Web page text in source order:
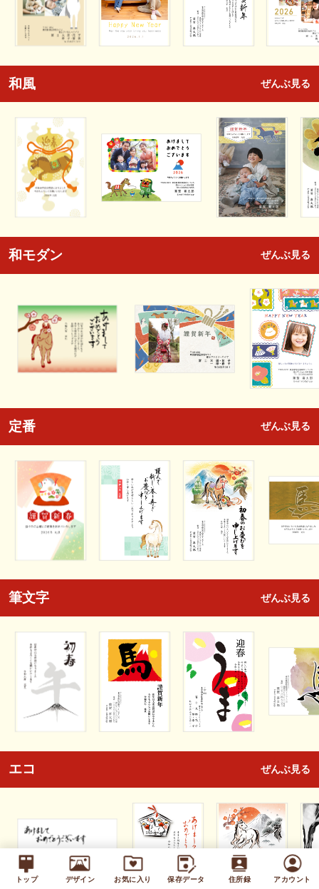
トップ デザイン お気に入り 保存データ 住所録 アカウント
和風 ぜんぶ見る
和モダン ぜんぶ見る
定番 ぜんぶ見る
筆文字 ぜんぶ見る
エコ ぜんぶ見る